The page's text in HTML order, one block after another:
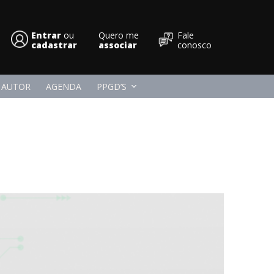
Conpedi
Entrar ou
cadastrar
Quero me
associar
Fale
conosco
AGENDA PPGD’S